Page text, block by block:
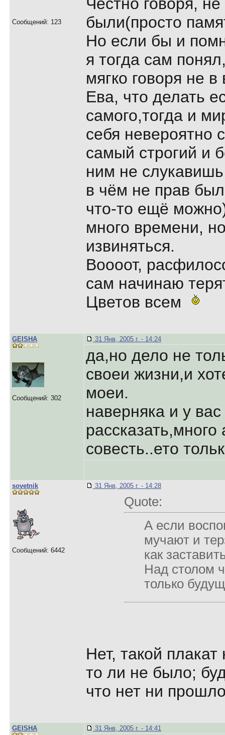
Сообщений: 123
были(просто
Но если бы и
я тогда сам
мягко говоря не в
Ева, что делать
самого,тогда и
себя невероятно
самый строгий и
ним не
в чём не прав
что-то ещё
много времени,
извиняться.
Воооот,
сам начинаю
Цветов всем
GEISHA
Сообщений: 302
31 Янв, 2005 г. - 14:24
да,но дело не
своеи жизни,и
моеи.
навеpняка и у
совесть..ето
sovetnik
Сообщений: 6442
31 Янв, 2005 г. - 14:28
Quote:
А если
мучают и
как
Над столом
только
Нет, такой
то ли не было;
что нет ни
GEISHA 31 Янв, 2005 г. - 14:41